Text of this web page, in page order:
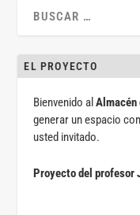
EL PROYECTO
Bienvenido alAlmacén
generar un espacio
usted invitado.
Proyecto del profesor